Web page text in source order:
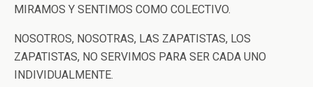
MIRAMOS Y SENTIMOS COMO COLECTIVO.
NOSOTROS, NOSOTRAS, LAS ZAPATISTAS, LOS
ZAPATISTAS, NO SERVIMOS PARA SER CADA UNO
INDIVIDUALMENTE.